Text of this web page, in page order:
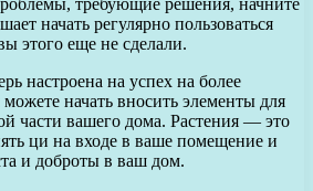
начать регулярно пользоваться
этого еще не сделали.
настроена на успех на более
начать вносить элементы для
части вашего дома. Растения — это
ци на входе в ваше помещение и
и доброты в ваш дом.